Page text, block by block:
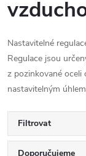
Nastavitelné
Regulace jsou
z pozinkované oceli
nastavitelným
Filtrovat
Doporučujeme